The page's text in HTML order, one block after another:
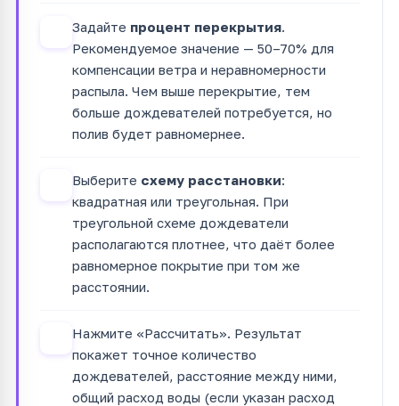
Задайте процент перекрытия.
Рекомендуемое значение — 50–70% для
компенсации ветра и неравномерности
распыла. Чем выше перекрытие, тем
больше дождевателей потребуется, но
полив будет равномернее.
Выберите схему расстановки:
квадратная или треугольная. При
треугольной схеме дождеватели
располагаются плотнее, что даёт более
равномерное покрытие при том же
расстоянии.
Нажмите «Рассчитать». Результат
покажет точное количество
дождевателей, расстояние между ними,
общий расход воды (если указан расход